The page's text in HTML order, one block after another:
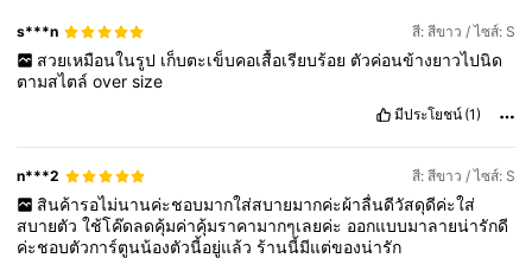
s***n สี: สีขาว / ไซส์: S
สวยเหมือนในรูป เก็บตะเข็บคอเสื้อเรียบร้อย ตัวค่อนข้างยาวไปนิด
ตามสไตล์oversize
มีประโยชน์ (1)
n***2 สี: สีขาว / ไซส์: S
สินค้ารอไม่นานค่ะชอบมากใส่สบายมากค่ะผ้าลื่นดีวัสดุดีค่ะใส่
สบายตัวใช้โค๊ดลดคุ้มค่าคุ้มราคามากๆเลยค่ะ ออกแบบมาลายน่ารักดี
ค่ะชอบตัวการ์ตูนน้องตัวนี้อยู่แล้วร้านนี้มีแต่ของน่ารัก